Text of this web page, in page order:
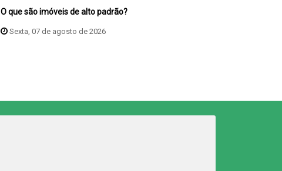
O que são imóveis de alto padrão?
Sexta, 07 de agosto de 2026